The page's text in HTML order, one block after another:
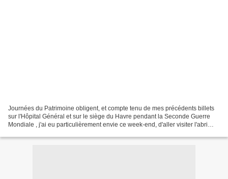
Journées du Patrimoine obligent, et compte tenu de mes précédents billets
sur l'Hôpital Général et sur le siège du Havre pendant la Seconde Guerre
Mondiale , j'ai eu particulièrement envie ce week-end, d'aller visiter l'abri